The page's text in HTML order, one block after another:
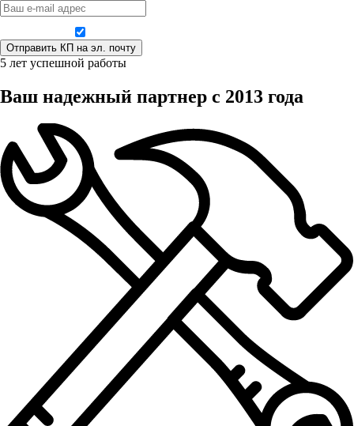
5 лет успешной работы
Ваш надежный партнер с 2013 года